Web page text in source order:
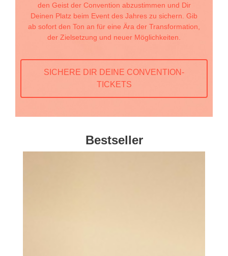
den Geist der Convention abzustimmen und Dir
Deinen Platz beim Event des Jahres zu sichern. Gib
ab sofort den Ton an für eine Ära der Transformation,
der Zielsetzung und neuer Möglichkeiten.
SICHERE DIR DEINE CONVENTION-
TICKETS
Bestseller